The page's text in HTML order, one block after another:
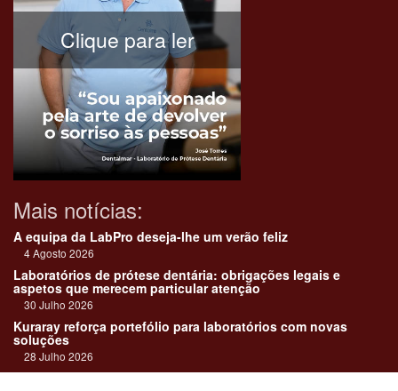
Clique para ler
Mais notícias:
A equipa da LabPro deseja-lhe um verão feliz
4 Agosto 2026
Laboratórios de prótese dentária: obrigações legais e
aspetos que merecem particular atenção
30 Julho 2026
Kuraray reforça portefólio para laboratórios com novas
soluções
28 Julho 2026
"Devemos encarar cada caso como uma história construída